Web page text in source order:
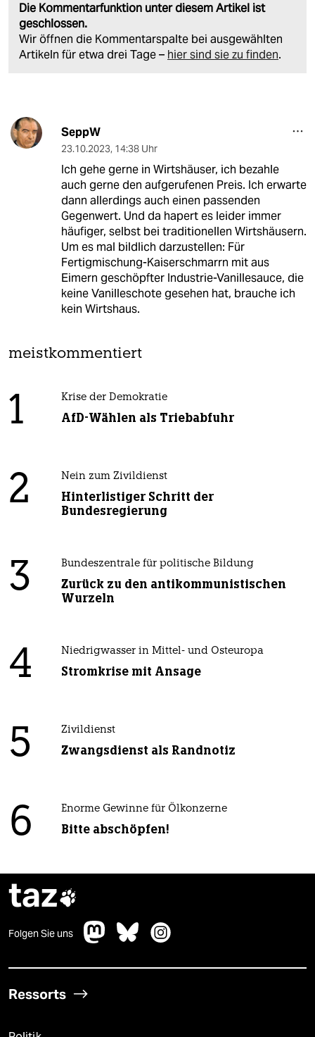
Die Kommentarfunktion unter diesem Artikel ist
geschlossen.
Wir öffnen die Kommentarspalte bei ausgewählten
Artikeln für etwa drei Tage – hier sind sie zu finden.
SeppW
23.10.2023, 14:38 Uhr
Ich gehe gerne in Wirtshäuser, ich bezahle
auch gerne den aufgerufenen Preis. Ich erwarte
dann allerdings auch einen passenden
Gegenwert. Und da hapert es leider immer
häufiger, selbst bei traditionellen Wirtshäusern.
Um es mal bildlich darzustellen: Für
Fertigmischung-Kaiserschmarrn mit aus
Eimern geschöpfter Industrie-Vanillesauce, die
keine Vanilleschote gesehen hat, brauche ich
kein Wirtshaus.
meistkommentiert
1 Krise der Demokratie
AfD-Wählen als Triebabfuhr
2 Nein zum Zivildienst
Hinterlistiger Schritt der
Bundesregierung
3 Bundeszentrale für politische Bildung
Zurück zu den antikommunistischen
Wurzeln
4 Niedrigwasser in Mittel- und Osteuropa
Stromkrise mit Ansage
5 Zivildienst
Zwangsdienst als Randnotiz
6 Enorme Gewinne für Ölkonzerne
Bitte abschöpfen!
taz
Folgen Sie uns
Ressorts